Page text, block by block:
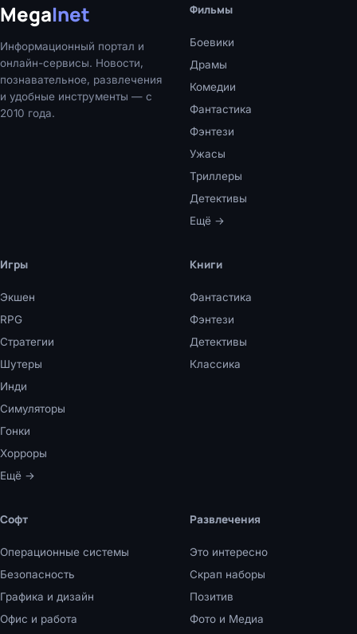
MegaInet
Информационный портал и
онлайн-сервисы. Новости,
познавательное, развлечения
и удобные инструменты — с
2010 года.
Фильмы
Боевики
Драмы
Комедии
Фантастика
Фэнтези
Ужасы
Триллеры
Детективы
Ещё →
Игры
Экшен
RPG
Стратегии
Шутеры
Инди
Симуляторы
Гонки
Хорроры
Ещё →
Книги
Фантастика
Фэнтези
Детективы
Классика
Софт
Операционные системы
Безопасность
Графика и дизайн
Офис и работа
Развлечения
Это интересно
Скрап наборы
Позитив
Фото и Медиа